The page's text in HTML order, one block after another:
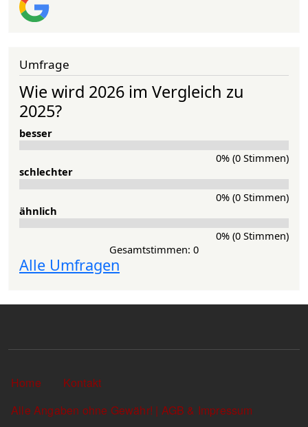
Umfrage
Wie wird 2026 im Vergleich zu
2025?
besser
0% (0 Stimmen)
schlechter
0% (0 Stimmen)
ähnlich
0% (0 Stimmen)
Gesamtstimmen: 0
Alle Umfragen
Sekundärlinks
Home
Kontakt
Alle Angaben ohne Gewähr! | AGB & Impressum